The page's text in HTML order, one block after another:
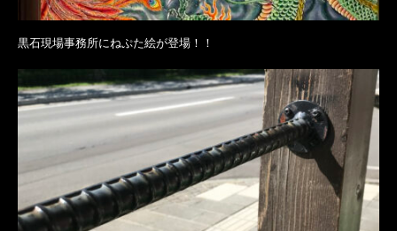
黒石現場事務所にねぷた絵が登場！！